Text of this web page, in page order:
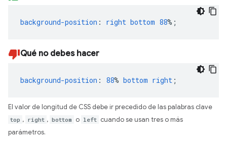
background-position : right bottom 88%;
Qué no debes hacer
background-position : 88% bottom right ;
El valor de longitud de CSS debe ir precedido de las palabras clave
top , right , bottom o left cuando se usan tres o más
parámetros.